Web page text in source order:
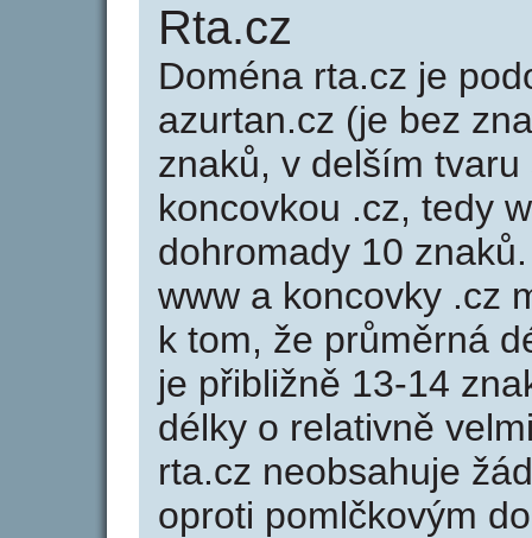
Rta.cz
Doména rta.cz je
azurtan.cz (je bez
znaků, v delším
koncovkou .cz, tedy
dohromady 10
www a koncovky .cz
k tom, že průměrná
je přibližně 13-14
délky o relativně
rta.cz neobsahuje
oproti pomlčkovým